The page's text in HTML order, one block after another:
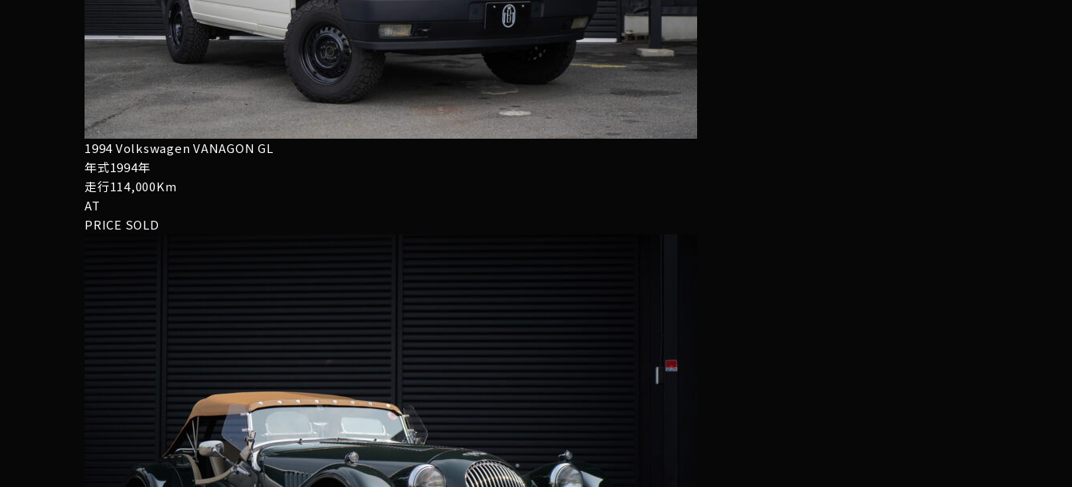
1994 Volkswagen VANAGON GL
年式1994年
走行114,000Km
AT
PRICE SOLD